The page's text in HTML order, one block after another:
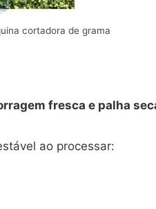
cortadora de grama
fresca e palha
ao processar: